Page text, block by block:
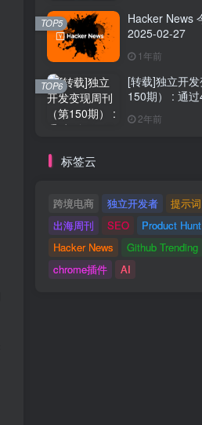
Hacker News
2025-02-27
1年前
TOP5
[转载]独立开
150期） : 通
2年前
TOP6
标签云
跨境电商 独立开发者 提示词
出海周刊
SEO
Product Hunt
Hacker News
Github Trending
chrome插件
AI